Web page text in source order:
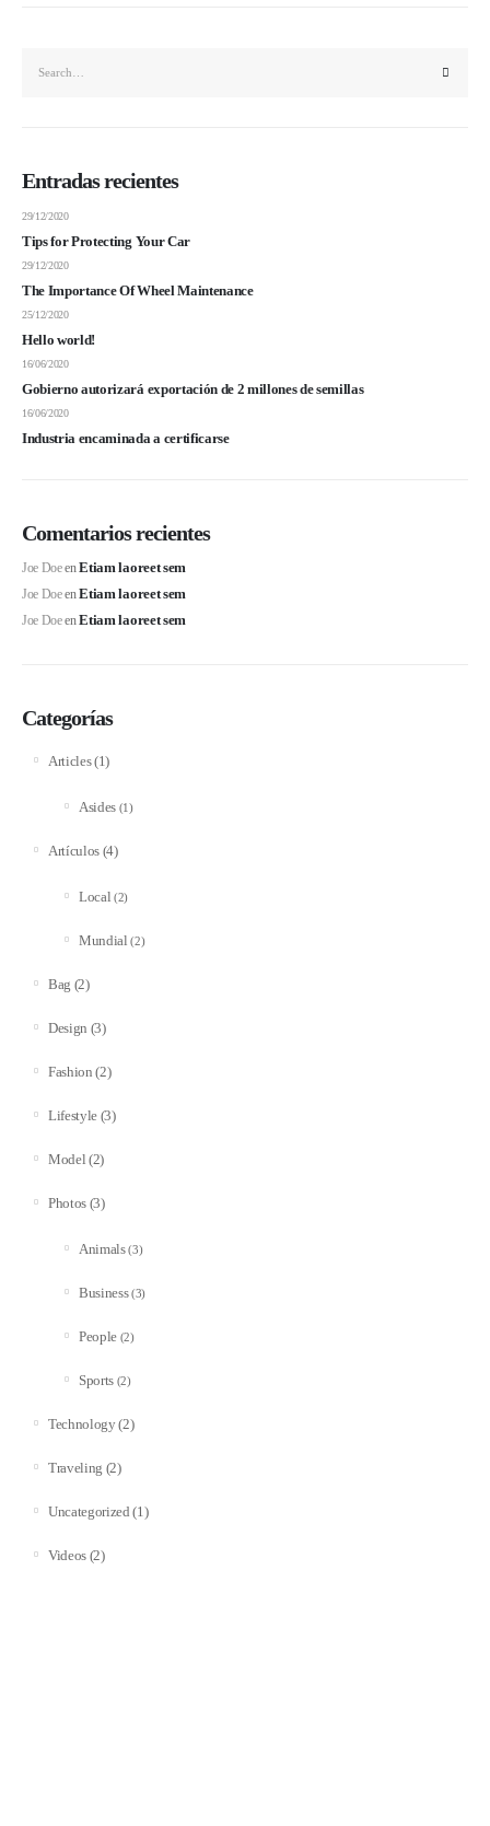
Entradas recientes
Tips for Protecting Your Car
29/12/2020
The Importance Of Wheel Maintenance
29/12/2020
Hello world!
25/12/2020
Gobierno autorizará exportación de 2 millones de semillas
16/06/2020
Industria encaminada a certificarse
16/06/2020
Comentarios recientes
Joe DoeenEtiam laoreet sem
Joe DoeenEtiam laoreet sem
Joe DoeenEtiam laoreet sem
Categorías
Articles(1)
Asides (1)
Artículos (4)
Local (2)
Mundial (2)
Bag (2)
Design (3)
Fashion (2)
Lifestyle (3)
Model (2)
Photos (3)
Animals(3)
Business(3)
People (2)
Sports (2)
Technology(2)
Traveling (2)
Uncategorized (1)
Videos (2)